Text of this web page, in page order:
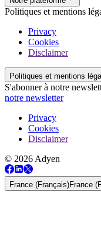
Politiques et mentions
Privacy
Cookies
Disclaimer
Politiques et mentions
S'abonner à notre
notre newsletter
Privacy
Cookies
Disclaimer
© 2026 Adyen
France (Français)France